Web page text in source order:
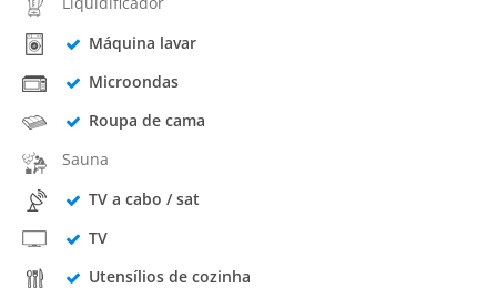
Máquina lavar
Microondas
Roupa de cama
Sauna
TV a cabo / sat
TV
Utensílios de cozinha